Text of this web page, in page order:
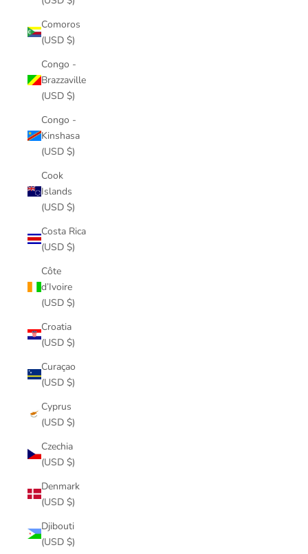
Comoros
(USD $)
Congo -
Brazzaville
(USD $)
Congo -
Kinshasa
(USD $)
Cook
Islands
(USD $)
Costa Rica
(USD $)
Côte
d’Ivoire
(USD $)
Croatia
(USD $)
Curaçao
(USD $)
Cyprus
(USD $)
Czechia
(USD $)
Denmark
(USD $)
Djibouti
(USD $)